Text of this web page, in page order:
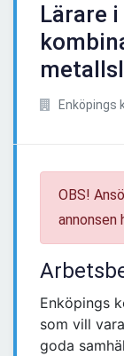
Lärare
Enköpings
OBS!
annonsen
Enköpings
som vill
goda